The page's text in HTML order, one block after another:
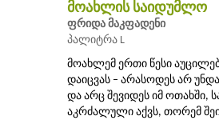
მოახლის საიდუმლო
ფრიდა მაკფადენი
პალიტრა L
მოახლემ ერთი წესი
დაიცვას – არასოდეს არ
და არც შევიდეს იმ ოთახში,
აკრძალული აქვს, თორემ